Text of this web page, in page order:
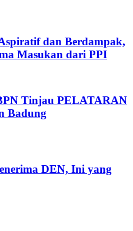
dan Berdampak,
Masukan dari PPI
Tinjau PELATARAN
Badung
DEN, Ini yang